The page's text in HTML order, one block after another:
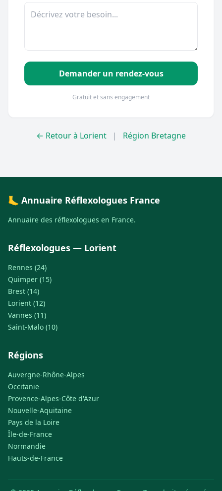
Demander un rendez-vous
Gratuit et sans engagement
← Retour à Lorient | Région Bretagne
🦶 Annuaire Réflexologues France
Annuaire des réflexologues en France.
Réflexologues — Lorient
Rennes (24)
Quimper (15)
Brest (14)
Lorient (12)
Vannes (11)
Saint-Malo (10)
Régions
Auvergne-Rhône-Alpes
Occitanie
Provence-Alpes-Côte d'Azur
Nouvelle-Aquitaine
Pays de la Loire
Île-de-France
Normandie
Hauts-de-France